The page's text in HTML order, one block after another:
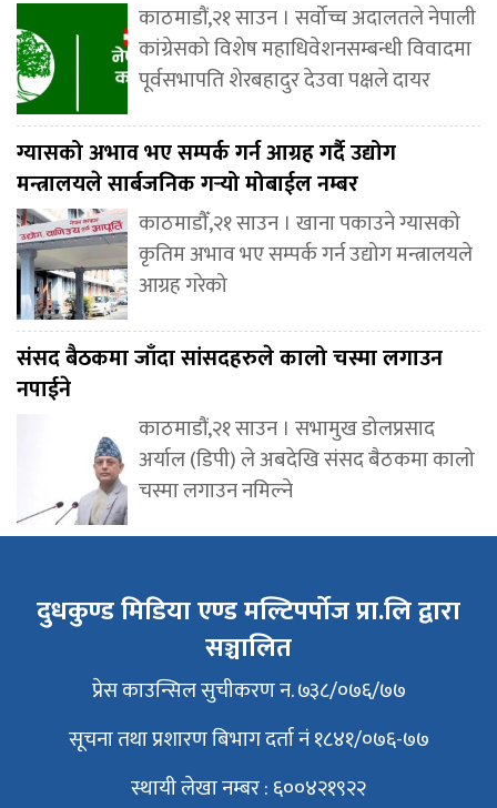
काठमाडौं,२१ साउन । सर्वोच्च अदालतले नेपाली
कांग्रेसको विशेष महाधिवेशनसम्बन्धी विवादमा
पूर्वसभापति शेरबहादुर देउवा पक्षले दायर
ग्यासको अभाव भए सम्पर्क गर्न आग्रह गर्दै उद्योग
मन्त्रालयले सार्बजनिक गर्‍यो मोबाईल नम्बर
काठमाडौँ,२१ साउन । खाना पकाउने ग्यासको
कृतिम अभाव भए सम्पर्क गर्न उद्योग मन्त्रालयले
आग्रह गरेको
संसद बैठकमा जाँदा सांसदहरुले कालो चस्मा लगाउन
नपाईने
काठमाडौं,२१ साउन । सभामुख डोलप्रसाद
अर्याल (डिपी) ले अबदेखि संसद बैठकमा कालो
चस्मा लगाउन नमिल्ने
दुधकुण्ड मिडिया एण्ड मल्टिपर्पोज प्रा.लि द्वारा
सञ्चालित
प्रेस काउन्सिल सुचीकरण न. ७३८/०७६/७७
सूचना तथा प्रशारण बिभाग दर्ता नं १८४१/०७६-७७
स्थायी लेखा नम्बर : ६००४२१९२२